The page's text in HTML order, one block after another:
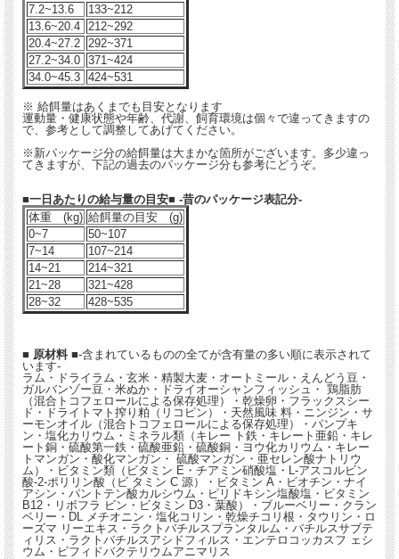
7.2~13.6
133~212
13.6~20.4
212~292
20.4~27.2
292~371
27.2~34.0 371~424
34.0~45.3 424~531
※ 給餌量はあくまでも目安となります
運動量・健康状態や年齢、代謝、飼育環境は個々で違ってきますの
で、参考として調整してあげてください。
※新パッケージ分の給餌量は大まかな箇所がございます。多少違っ
てきますが、下記の過去のパッケージ分も参考にどうぞ。
■一日あたりの給与量の目安■ -昔のパッケージ表記分-
体重 (kg) 給餌量の目安 (g)
0~7
50~107
7~14
107~214
14~21
214~321
21~28
321~428
28~32
428~535
■ 原材料 ■-含まれているものの全てが含有量の多い順に表示されて
います-
ラム・ドライラム・玄米・精製大麦・オートミール・えんどう豆・
ガルバンゾー豆・米ぬか・ドライオーシャンフィッシュ・ 鶏脂肪
（混合トコフェロールによる保存処理）・乾燥卵・フラックスシー
ド・ドライトマト搾り粕（リコピン）・天然風味 料・ニンジン・サ
ーモンオイル（混合トコフェロールによる保存処理）・パンプキ
ン・塩化カリウム・ミネラル類（キレー ト鉄・キレート亜鉛・キレ
ート銅・硫酸第一鉄・硫酸亜鉛・硫酸銅・ヨウ化カリウム・キレー
トマンガン・酸化マンガン・ 硫酸マンガン・亜セレン酸ナトリウ
ム）・ビタミン類（ビタミン E・チアミン硝酸塩・L-アスコルビン
酸-2-ポリリン酸（ビ タミン C 源）・ビタミン A・ビオチン・ナイ
アシン・パントテン酸カルシウム・ピリドキシン塩酸塩・ビタミン
B12・リボフラ ビン・ビタミン D3・葉酸）・ブルーベリー・クラン
ベリー・DL メチオニン・塩化コリン・乾燥チコリ根・タウリン・ロ
ーズマ リーエキス・ラクトバチルスプランタルム・バチルスサブテ
ィリス・ラクトバチルスアシドフィルス・エンテロコッカスフ ェシ
ウム・ビフィドバクテリウムアニマリス